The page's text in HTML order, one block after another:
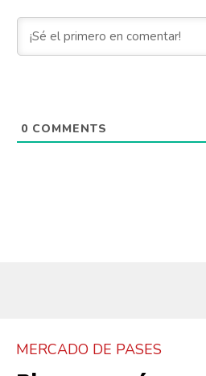
0 COMMENTS
MERCADO DE PASES